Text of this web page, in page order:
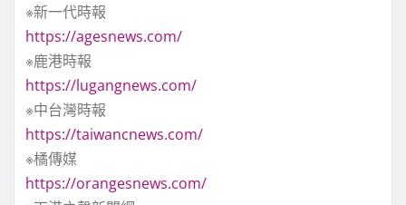
※新一代時報
https://agesnews.com/
※鹿港時報
https://lugangnews.com/
※中台灣時報
https://taiwancnews.com/
※橘傳媒
https://orangesnews.com/